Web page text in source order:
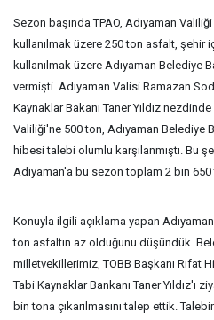
Sezon başında TPAO, Adıyaman
kullanılmak üzere 250 ton asfalt, şehir
kullanılmak üzere Adıyaman Belediye
vermişti. Adıyaman Valisi Ramazan
Kaynaklar Bakanı Taner Yıldız
Valiliği'ne 500 ton, Adıyaman Belediye
hibesi talebi olumlu karşılanmıştı. Bu
Adıyaman'a bu sezon toplam 2 bin
Konuyla ilgili açıklama yapan
ton asfaltın az olduğunu düşündük.
milletvekillerimiz, TOBB Başkanı Rıfat
Tabi Kaynaklar Bankanı Taner Yıldız'ı
bin tona çıkarılmasını talep ettik.